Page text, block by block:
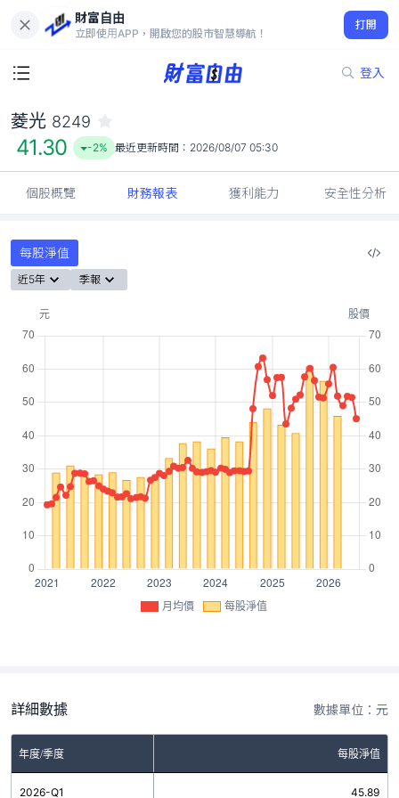
財富自由
立即使用APP，開啟您的股市智慧導航！
打開
登入
41.30
-2%
菱光 8249
41.30 -2% 最近更新時間： 2026/08/07 05:30
個股概覽 財務報表 獲利能力 安全性分析
每股淨值
近5年 季報
月均價 每股淨值
詳細數據 數據單位：元
年度/季度 每股淨值
2026-Q1 45.89